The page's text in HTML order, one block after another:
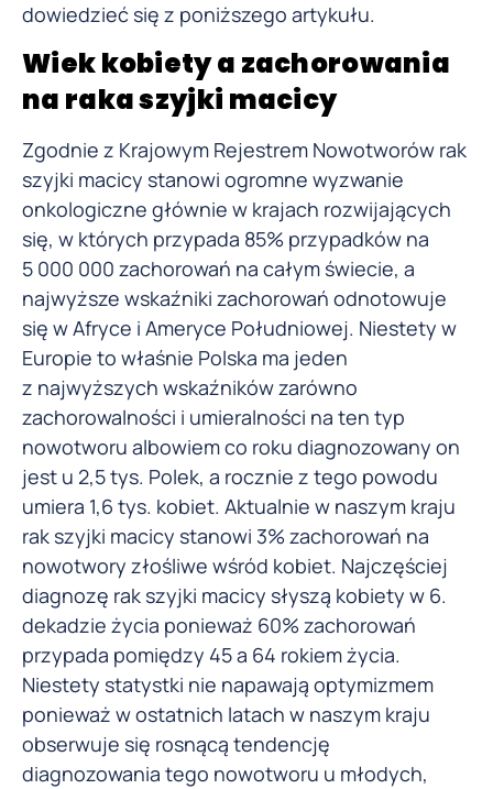
dowiedzieć się z poniższego artykułu.
Wiek kobiety a zachorowania
na raka szyjki macicy
Zgodnie z Krajowym Rejestrem Nowotworów rak
szyjki macicy stanowi ogromne wyzwanie
onkologiczne głównie w krajach rozwijających
się, w których przypada 85% przypadków na
5 000 000 zachorowań na całym świecie, a
najwyższe wskaźniki zachorowań odnotowuje
się w Afryce i Ameryce Południowej. Niestety w
Europie to właśnie Polska ma jeden
z najwyższych wskaźników zarówno
zachorowalności i umieralności na ten typ
nowotworu albowiem co roku diagnozowany on
jest u 2,5 tys. Polek, a rocznie z tego powodu
umiera 1,6 tys. kobiet. Aktualnie w naszym kraju
rak szyjki macicy stanowi 3% zachorowań na
nowotwory złośliwe wśród kobiet. Najczęściej
diagnozę rak szyjki macicy słyszą kobiety w 6.
dekadzie życia ponieważ 60% zachorowań
przypada pomiędzy 45 a 64 rokiem życia.
Niestety statystki nie napawają optymizmem
ponieważ w ostatnich latach w naszym kraju
obserwuje się rosnącą tendencję
diagnozowania tego nowotworu u młodych,